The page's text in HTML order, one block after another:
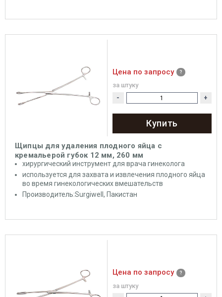
Щипцы для удаления плодного яйца с
кремальерой губок 12 мм, 260 мм
хирургический инструмент для врача гинеколога
используется для захвата и извлечения плодного яйца
во время гинекологических вмешательств
Производитель:Surgiwell, Пакистан
Цена по запросу
за штуку
- +
Купить
Цена по запросу
за штуку